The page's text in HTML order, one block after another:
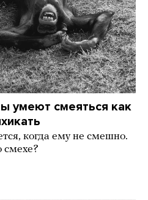
умеют смеяться как
когда ему не смешно.
смехе?